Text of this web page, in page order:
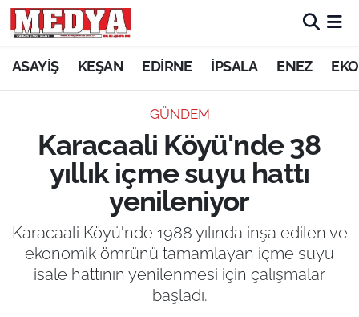
ASAYİŞ KEŞAN EDİRNE İPSALA ENEZ
GÜNDEM
Karacaali Köyü'nde 38
yıllık içme suyu hattı
yenileniyor
Karacaali Köyü'nde 1988 yılında inşa edilen ve
ekonomik ömrünü tamamlayan içme suyu
isale hattının yenilenmesi için çalışmalar
başladı.
KEŞAN
ASAYİŞ
SİYASET
GÜNDEM
EKONOMİ